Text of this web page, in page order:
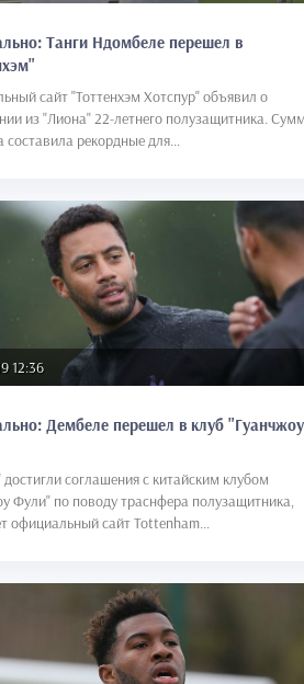
Танги Ндомбеле перешел в
сайт "Тоттенхэм Хотспур" объявил о
из "Лиона" 22-летнего полузащитника.
составила рекордные для...
12:36
Дембеле перешел в клуб "Гуанчжоу
соглашения с китайским клубом
Фули" по поводу траснфера полузащитника,
официальный сайт Tottenham...